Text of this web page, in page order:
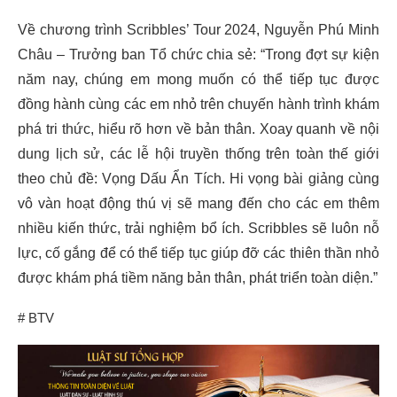
Về chương trình Scribbles’ Tour 2024, Nguyễn Phú Minh
Châu – Trưởng ban Tổ chức chia sẻ: “Trong đợt sự kiện
năm nay, chúng em mong muốn có thể tiếp tục được
đồng hành cùng các em nhỏ trên chuyến hành trình khám
phá tri thức, hiểu rõ hơn về bản thân. Xoay quanh về nội
dung lịch sử, các lễ hội truyền thống trên toàn thế giới
theo chủ đề: Vọng Dấu Ẩn Tích. Hi vọng bài giảng cùng
vô vàn hoạt động thú vị sẽ mang đến cho các em thêm
nhiều kiến thức, trải nghiệm bổ ích. Scribbles sẽ luôn nỗ
lực, cố gắng để có thể tiếp tục giúp đỡ các thiên thần nhỏ
được khám phá tiềm năng bản thân, phát triển toàn diện.”
# BTV